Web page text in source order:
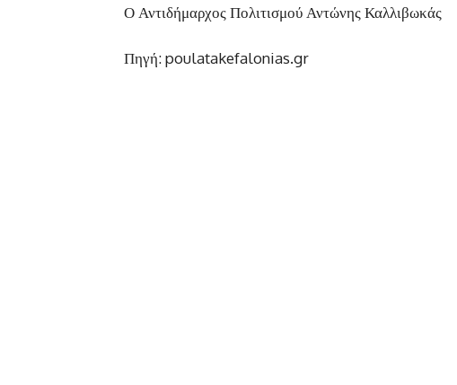
Ο Αντιδήμαρχος Πολιτισμού Αντώνης Καλλιβωκάς
Πηγή: poulatakefalonias.gr